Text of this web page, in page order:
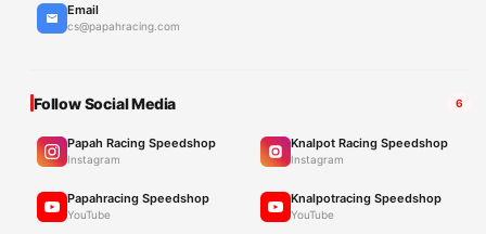
Email
cs@papahracing.com
Follow Social Media 6
Papah Racing Speedshop
Instagram
Knalpot Racing Speedshop
Instagram
Papahracing Speedshop
YouTube
Knalpotracing Speedshop
YouTube